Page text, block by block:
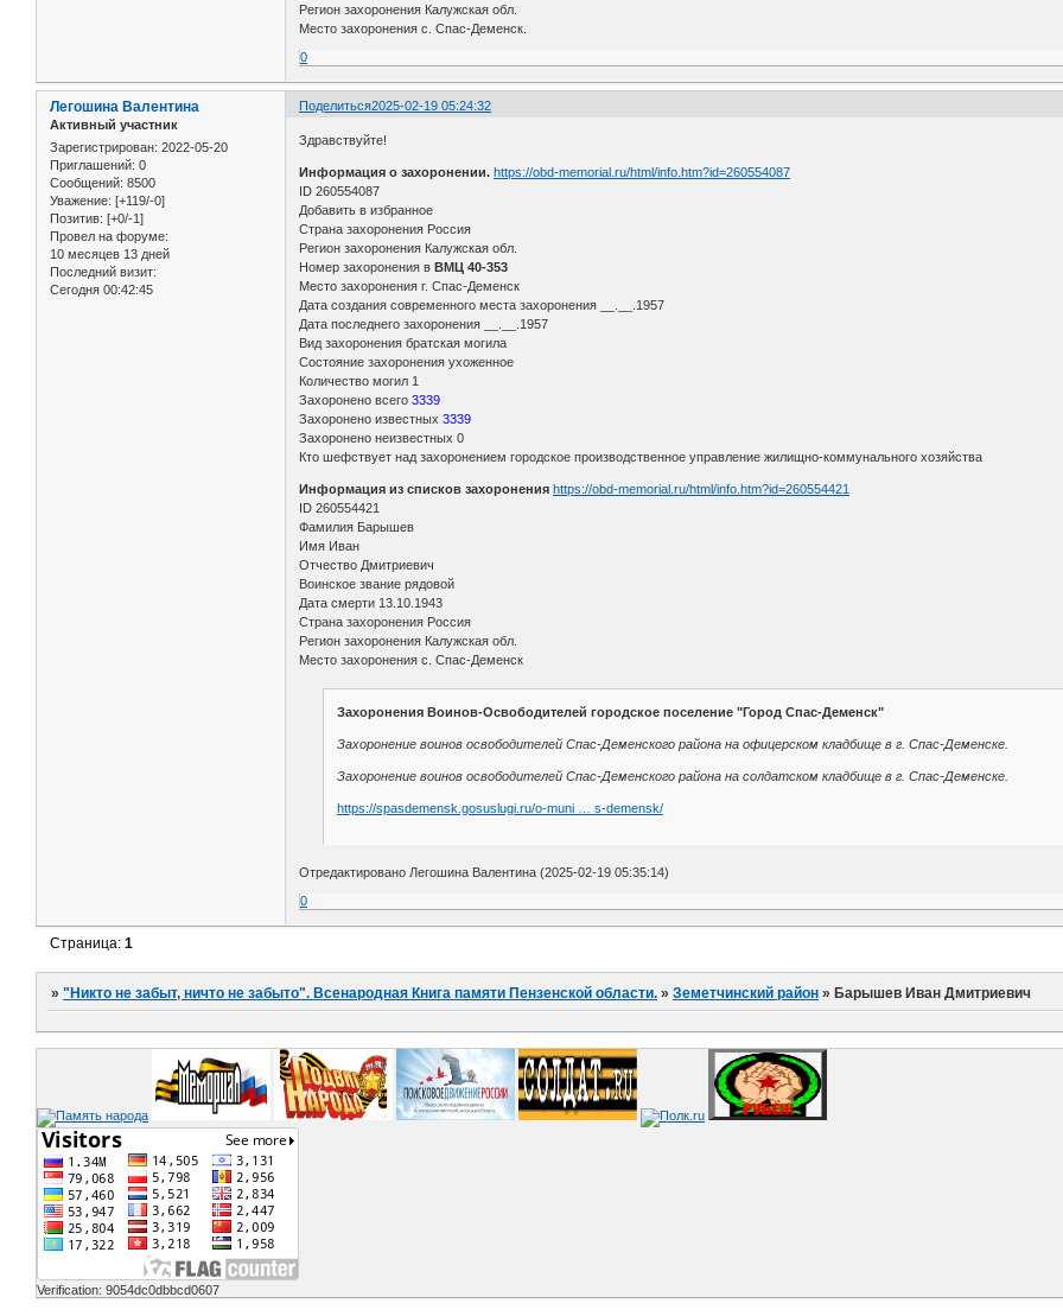
Регион захоронения Калужская обл.
Место захоронения с. Спас-Деменск.
0
Поделиться2025-02-19 05:24:32
Легошина Валентина
Активный участник
Зарегистрирован: 2022-05-20
Приглашений: 0
Сообщений: 8500
Уважение: [+119/-0]
Позитив: [+0/-1]
Провел на форуме:
10 месяцев 13 дней
Последний визит:
Сегодня 00:42:45
Здравствуйте!
Информация о захоронении. https://obd-memorial.ru/html/info.htm?id=260554087
ID 260554087
Добавить в избранное
Страна захоронения Россия
Регион захоронения Калужская обл.
Номер захоронения в ВМЦ 40-353
Место захоронения г. Спас-Деменск
Дата создания современного места захоронения __.__.1957
Дата последнего захоронения __.__.1957
Вид захоронения братская могила
Состояние захоронения ухоженное
Количество могил 1
Захоронено всего3339
Захоронено известных 3339
Захоронено неизвестных 0
Кто шефствует над захоронением городское производственное управление жилищно-коммунального хозяйства
Информация из списков захоронения https://obd-memorial.ru/html/info.htm?id=260554421
ID 260554421
Фамилия Барышев
Имя Иван
Отчество Дмитриевич
Воинское звание рядовой
Дата смерти 13.10.1943
Страна захоронения Россия
Регион захоронения Калужская обл.
Место захоронения с. Спас-Деменск
Захоронения Воинов-Освободителей городское поселение "Город Спас-Деменск"
Захоронение воинов освободителей Спас-Деменского района на офицерском кладбище в г. Спас-Деменске.
Захоронение воинов освободителей Спас-Деменского района на солдатском кладбище в г. Спас-Деменске.
https://spasdemensk.gosuslugi.ru/o-muni … s-demensk/
Отредактировано Легошина Валентина (2025-02-19 05:35:14)
0
Страница:1
»"Никто не забыт, ничто не забыто". Всенародная Книга памяти Пензенской области. »Земетчинский район »Барышев Иван Дмитриевич
Verification: 9054dc0dbbcd0607